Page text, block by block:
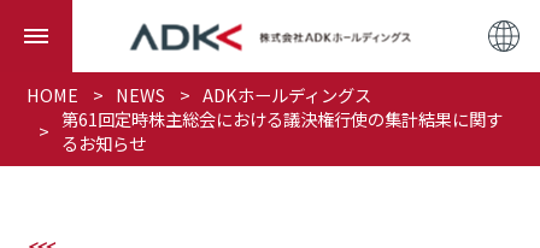
HOME NEWS
ADKホールディングス
第61回定時株主総会における議決権行使の集計結果に関す
るお知らせ